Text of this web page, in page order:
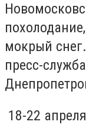
мокрый
пресс-
18-22